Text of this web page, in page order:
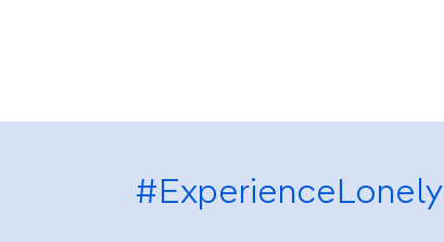
#ExperienceLonely